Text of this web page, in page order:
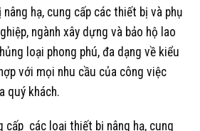
hạ, cung cấp các thiết bị và phụ
ngành xây dựng và bảo hộ lao
loại phong phú, đa dạng về kiểu
với mọi nhu cầu của công việc
quý khách.
cấp các loại thiết bị nâng hạ, cung